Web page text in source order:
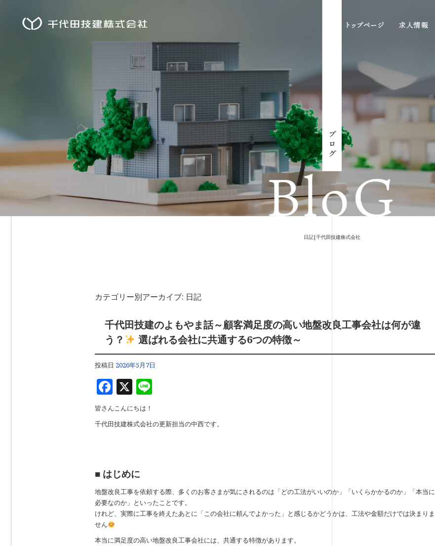
日記|千代田技建株式会社
カテゴリー別アーカイブ: 日記
千代田技建のよもやま話～顧客満足度の高い地盤改良工事会社は何が違
う？
選ばれる会社に共通する6つの特徴～
投稿日 2026年5月7日
F
a
c
e
o
o
k
X
e
皆さんこんにちは！
千代田技建株式会社の更新担当の中西です。
■ はじめに
地盤改良工事を依頼する際、多くのお客さまが気にされるのは「どの工法がいいのか」「いくらかかるのか」「本当に
必要なのか」といったことです。
けれど、実際に工事を終えたあとに「この会社に頼んでよかった」と感じるかどうかは、工法や金額だけでは決まりま
せん
本当に満足度の高い地盤改良工事会社には、共通する特徴があります。